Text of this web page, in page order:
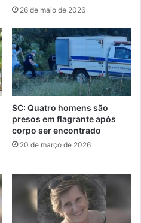
26 de maio de 2026
SC: Quatro homens são
presos em flagrante após
corpo ser encontrado
20 de março de 2026